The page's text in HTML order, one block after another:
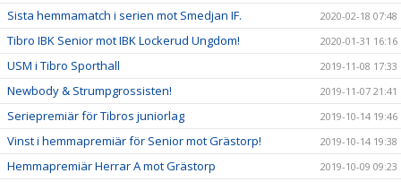
Sista hemmamatch i serien mot Smedjan IF. 2020-02-18 07:48
Tibro IBK Senior mot IBK Lockerud Ungdom! 2020-01-31 16:16
USM i Tibro Sporthall 2019-11-08 17:33
Newbody & Strumpgrossisten! 2019-11-07 21:41
Seriepremiär för Tibros juniorlag 2019-10-14 19:46
Vinst i hemmapremiär för Senior mot Grästorp! 2019-10-14 19:38
Hemmapremiär Herrar A mot Grästorp 2019-10-09 09:23